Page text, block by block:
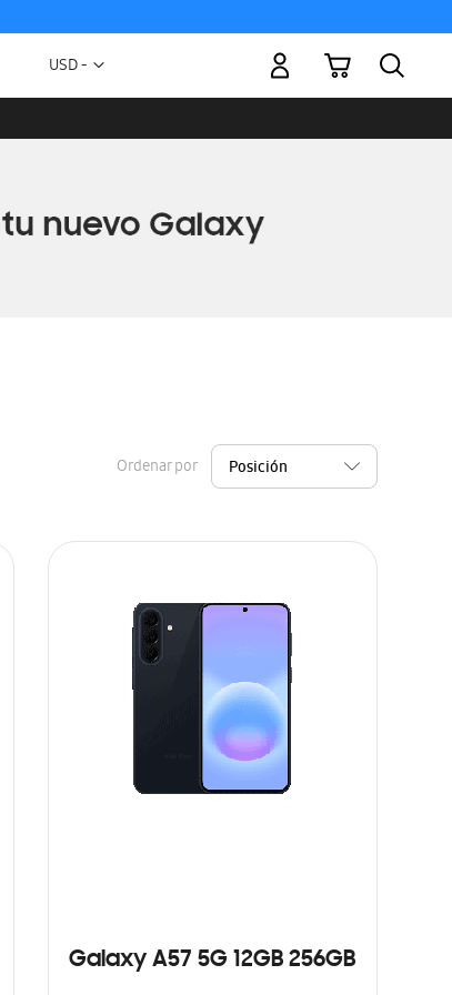
Moneda
USD -
Mi carrito
Ordenar por
Galaxy A57 5G 12GB 256GB